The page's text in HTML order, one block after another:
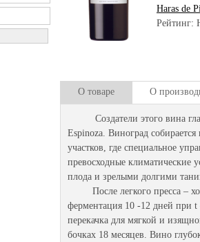
Haras de
Рейтинг:
О товаре О
Создатели этого вина
Espinoza. Виноград
участков, где специальное
превосходные климатические
плода и зрелыми долгими
После легкого пресса –
ферментация 10 -12 дней при t
перекачка для мягкой и
бочках 18 месяцев. Вино